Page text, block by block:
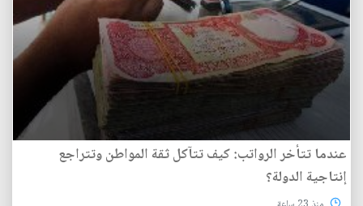
عندما تتأخر الرواتب: كيف تتآكل ثقة المواطن وتتراجع
إنتاجية الدولة؟